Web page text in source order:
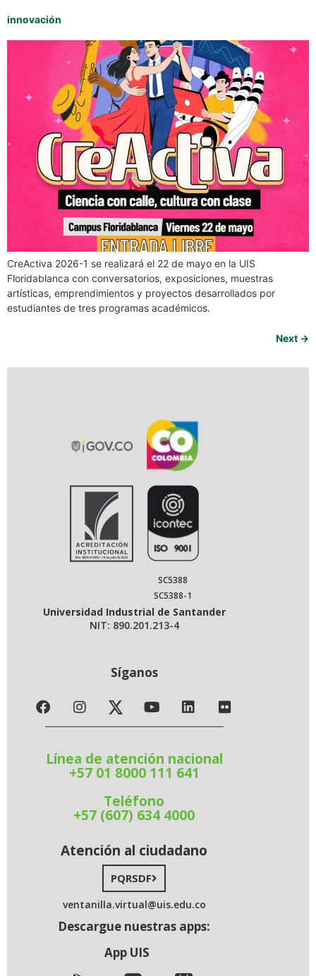
innovación
CreActiva 2026-1 se realizará el 22 de mayo en la UIS
Floridablanca con conversatorios, exposiciones, muestras
artísticas, emprendimientos y proyectos desarrollados por
estudiantes de tres programas académicos.
Next →